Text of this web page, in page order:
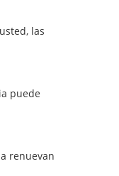
las
puede
renuevan